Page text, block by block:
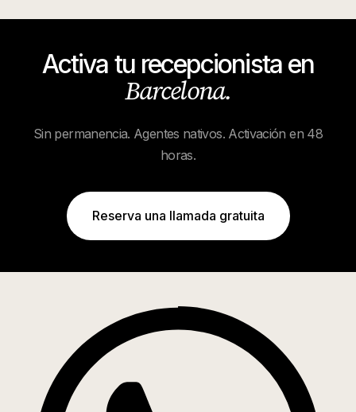
Activa tu recepcionista en
Barcelona.
Sin permanencia. Agentes nativos. Activación en 48
horas.
Reserva una llamada gratuita